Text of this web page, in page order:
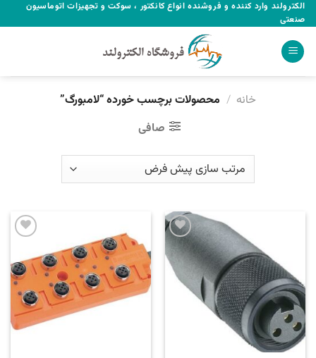
Skip
to
content
الکترولند وارد کننده و فروشنده انواع کانکتور ، سوکت و تجهیزات اتوماسیون
صنعتی
خانه / محصولات برچسب خورده “لامبورگ”
صافی
Add to
wishlist
Add to
wishlist